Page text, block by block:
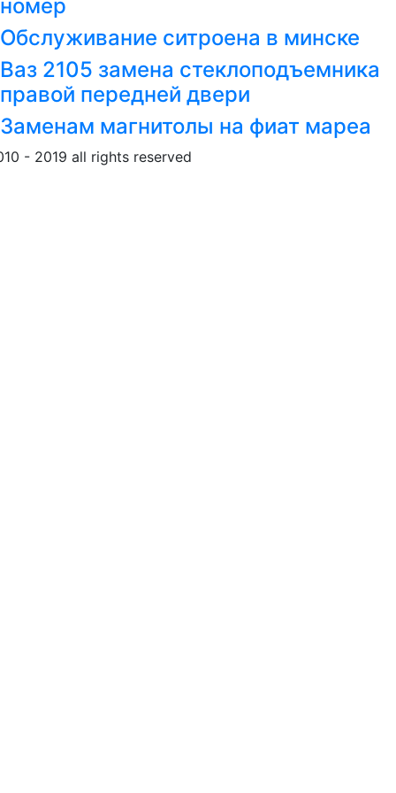
номер
Обслуживание ситроена в минске
Ваз 2105 замена стеклоподъемника
правой передней двери
Заменам магнитолы на фиат мареа
- 2019 all rights reserved